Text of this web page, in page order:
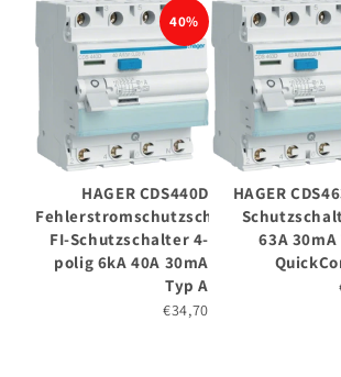
40%
HAGER CDS440D
Fehlerstromschutzschalter,
FI-Schutzschalter 4-
polig 6kA 40A 30mA
Typ A
€34,70
HAGER
63A 30mA